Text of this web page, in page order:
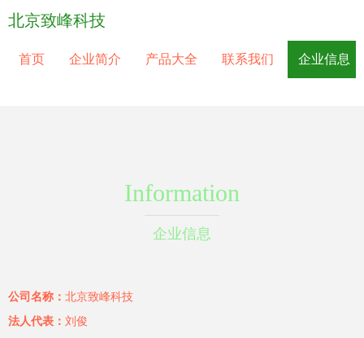
北京致峰科技
首页 企业简介 产品大全 联系我们 企业信息
Information
企业信息
公司名称： 北京致峰科技
法人代表： 刘俊